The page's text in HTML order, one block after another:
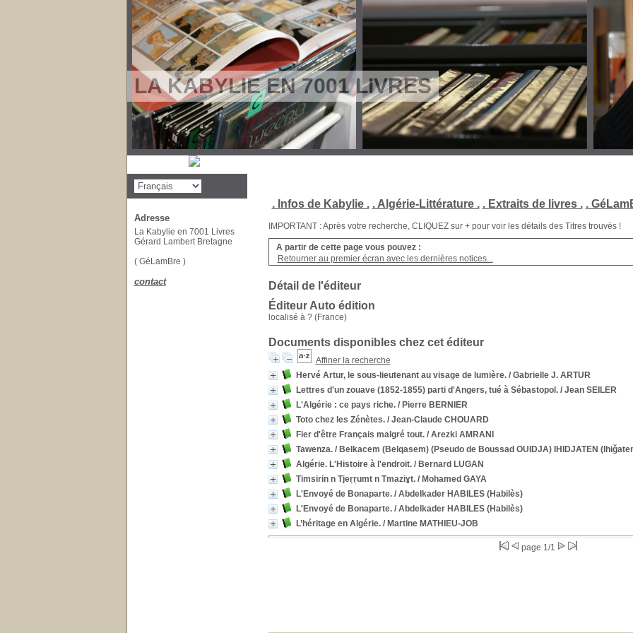
LA KABYLIE EN 7001 LIVRES
. Infos de Kabylie . . Algérie-Littérature . . Extraits de livres . .
IMPORTANT : Après votre recherche, CLIQUEZ sur + pour voir les détails des Titres trouvés !
A partir de cette page vous pouvez :
Retourner au premier écran avec les dernières notices...
Détail de l'éditeur
Éditeur Auto édition
localisé à ? (France)
Documents disponibles chez cet éditeur
Affiner la recherche
Hervé Artur, le sous-lieutenant au visage de lumière./ Gabrielle J. ARTUR
Lettres d'un zouave (1852-1855) parti d'Angers, tué à Sébastopol./ Jean SEILER
L'Algérie : ce pays riche./ Pierre BERNIER
Toto chez les Zénètes./ Jean-Claude CHOUARD
Fier d'être Français malgré tout./ Arezki AMRANI
Tawenza./ Belkacem (Belqasem) (Pseudo de Boussad OUIDJA) IHIDJATEN
Algérie. L'Histoire à l'endroit./ Bernard LUGAN
Timsirin n Tjeṛṛumt n Tmaziɣt./ Mohamed GAYA
L'Envoyé de Bonaparte./ Abdelkader HABILES (Habilès)
L'Envoyé de Bonaparte./ Abdelkader HABILES (Habilès)
L’héritage en Algérie./ Martine MATHIEU-JOB
page 1/1
Adresse
La Kabylie en 7001 Livres
Gérard Lambert Bretagne
( GéLamBre )
contact